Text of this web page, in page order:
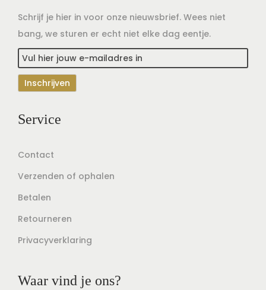
Schrijf je hier in voor onze nieuwsbrief. Wees niet
bang, we sturen er echt niet elke dag eentje.
Service
Contact
Verzenden of ophalen
Betalen
Retourneren
Privacyverklaring
Waar vind je ons?